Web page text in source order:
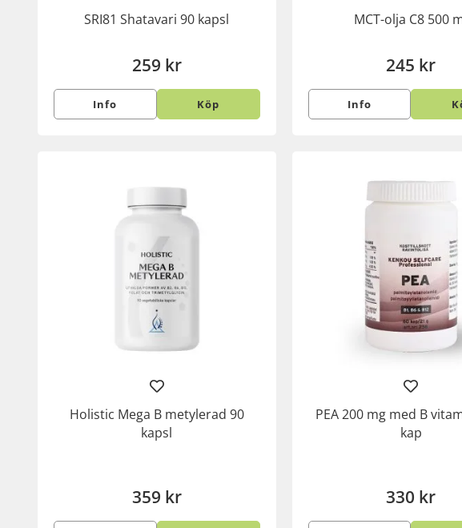
SRI81 Shatavari 90 kapsl
259 kr
Info Köp
MCT-olja C8 500
245 kr
Info
Holistic Mega B metylerad 90
kapsl
359 kr
PEA 200 mg med B
kap
330 kr